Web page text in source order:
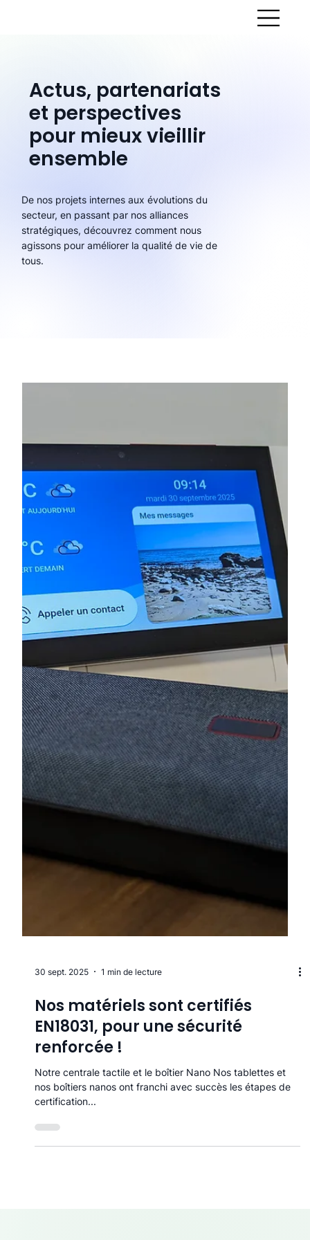
Actus, partenariats
et perspectives
pour mieux vieillir
ensemble
De nos projets internes aux évolutions du
secteur, en passant par nos alliances
stratégiques, découvrez comment nous
agissons pour améliorer la qualité de vie de
tous.
Nos matériels sont certifiés
EN18031, pour une sécurité
renforcée !
Notre centrale tactile et le boîtier Nano Nos tablettes et
nos boîtiers nanos ont franchi avec succès les étapes de